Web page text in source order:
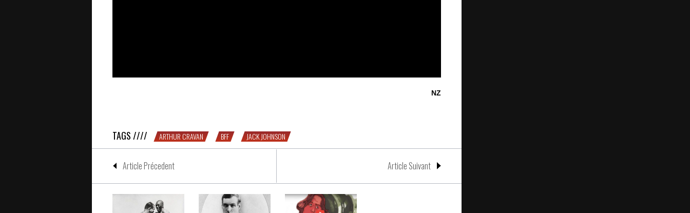
NZ
TAGS //// ARTHUR CRAVAN BFF JACK JOHNSON
Article Précedent Article Suivant